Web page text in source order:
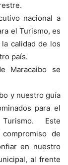
nacional a
el Turismo, es
calidad de los
país.
Maracaibo se
y nuestro guía
para el
Este
de
en nuestro
al frente